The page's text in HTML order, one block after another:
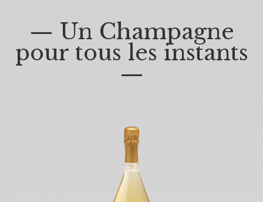
— Un Champagne
pour tous les instants
—